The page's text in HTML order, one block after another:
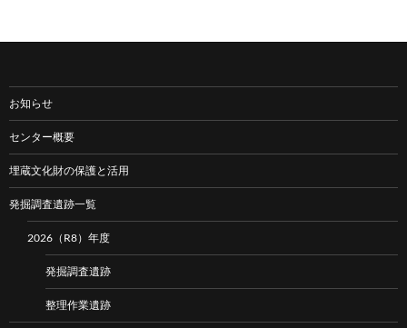
お知らせ
センター概要
埋蔵文化財の保護と活用
発掘調査遺跡一覧
2026（R8）年度
発掘調査遺跡
整理作業遺跡